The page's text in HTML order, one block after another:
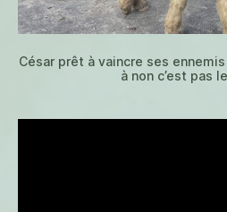
César prêt à vaincre ses
à non c’est pas